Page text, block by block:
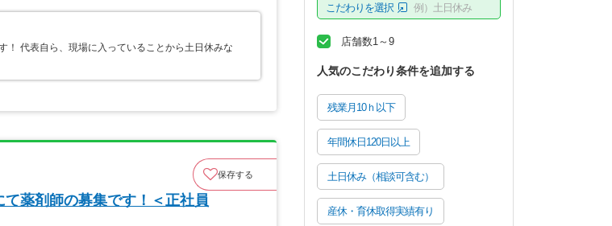
！ 代表自ら、現場に入っていることから土日休みな
保存する
薬剤師の募集です！＜正社員
こだわりを選択 例）土日休み
店舗数1～9
人気のこだわり条件を追加する
残業月10ｈ以下
年間休日120日以上
土日休み（相談可含む）
産休・育休取得実績有り